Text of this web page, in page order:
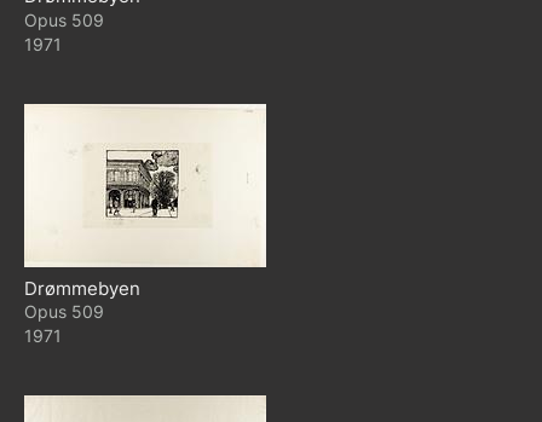
509
1971
Drømmebyen
509
1971